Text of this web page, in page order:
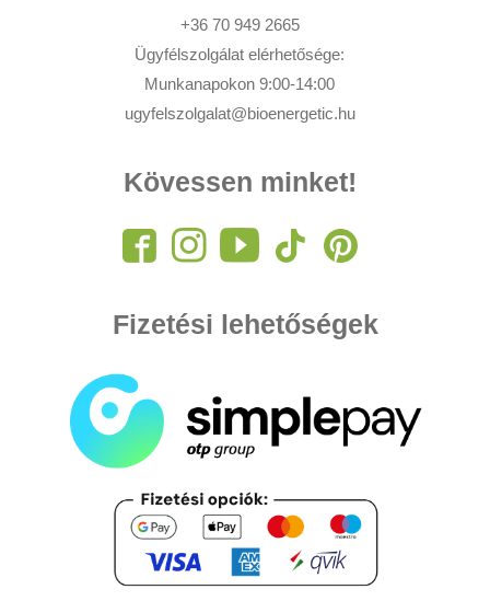
+36 70 949 2665
Ügyfélszolgálat elérhetősége:
Munkanapokon 9:00-14:00
ugyfelszolgalat@bioenergetic.hu
Kövessen minket!
Fizetési lehetőségek